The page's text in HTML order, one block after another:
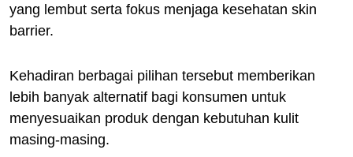
yang lembut serta fokus menjaga kesehatan skin
barrier.
Kehadiran berbagai pilihan tersebut memberikan
lebih banyak alternatif bagi konsumen untuk
menyesuaikan produk dengan kebutuhan kulit
masing-masing.